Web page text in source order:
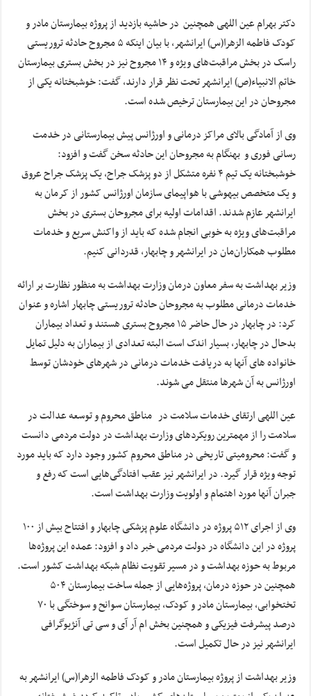
دکتر بهرام عین اللهی همچنین در حاشیه بازدید از پروژه بیمارستان مادر و
کودک فاطمه الزهرا(س) ایرانشهر، با بیان اینکه ۵ مجروح حادثه تروریستی
راسک در بخش مراقبت‌های ویژه و ۱۴ مجروح نیز در بخش بستری بیمارستان
خاتم الانبیاء(ص) ایرانشهر تحت نظر قرار دارند، گفت: خوشبختانه یکی از
مجروحان در این بیمارستان ترخیص شده است.
وی از آمادگی بالای مراکز درمانی و اورژانس پیش بیمارستانی در خدمت
رسانی فوری و بهنگام به مجروحان این حادثه سخن گفت و افزود:
خوشبختانه یک تیم ۴ نفره متشکل از دو پزشک جراح، یک پزشک جراح عروق
و یک متخصص بیهوشی با هواپیمای سازمان اورژانس کشور از کرمان به
ایرانشهر عازم شدند. اقدامات اولیه برای مجروحان بستری در بخش
مراقبت‌های ویژه به خوبی انجام شده که باید از واکنش سریع و خدمات
مطلوب همکاران‌مان در ایرانشهر و چابهار، قدردانی کنیم.
وزیر بهداشت به سفر معاون درمان وزارت بهداشت به منظور نظارت بر ارائه
خدمات درمانی مطلوب به مجروحان حادثه تروریستی چابهار اشاره و عنوان
کرد: در چابهار در حال حاضر ۱۵ مجروح بستری هستند و تعداد بیماران
بدحال در چابهار، بسیار اندک است البته تعدادی از بیماران به دلیل تمایل
خانواده های آنها به دریافت خدمات درمانی در شهرهای خودشان توسط
اورژانس به آن شهرها منتقل می شوند.
عین اللهی ارتقای خدمات سلامت در مناطق محروم و توسعه عدالت در
سلامت را از مهمترین رویکردهای وزارت بهداشت در دولت مردمی دانست
و گفت: محرومیتی تاریخی در مناطق محروم کشور وجود دارد که باید مورد
توجه ویژه قرار گیرد. در ایرانشهر نیز عقب افتادگی‌هایی است که رفع و
جبران آنها مورد اهتمام و اولویت وزارت بهداشت است.
وی از اجرای ۵۱۲ پروژه در دانشگاه علوم پزشکی چابهار و افتتاح بیش از ۱۰۰
پروژه در این دانشگاه در دولت مردمی خبر داد و افزود: عمده این پروژه‌ها
مربوط به حوزه بهداشت و در مسیر تقویت نظام شبکه بهداشت کشور است.
همچنین در حوزه درمان، پروژه‌هایی از جمله ساخت بیمارستان ۵۰۴
تختخوابی، بیمارستان مادر و کودک، بیمارستان سوانح و سوختگی با ۷۰
درصد پیشرفت فیزیکی و همچنین بخش ام آر آی و سی تی آنژیوگرافی
ایرانشهر نیز در حال تکمیل است.
وزیر بهداشت از پروژه بیمارستان مادر و کودک فاطمه الزهرا(س) ایرانشهر به